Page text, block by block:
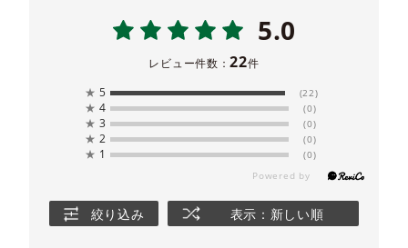
5.0
レビュー件数：22件
★ 5 (22)
★ 4 (0)
★ 3 (0)
★ 2 (0)
★ 1 (0)
絞り込み 表示：新しい順